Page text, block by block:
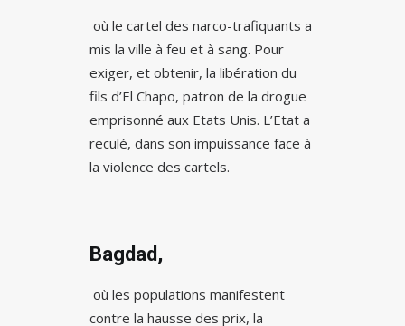
où le cartel des narco-trafiquants a
mis la ville à feu et à sang. Pour
exiger, et obtenir, la libération du
fils d’El Chapo, patron de la drogue
emprisonné aux Etats Unis. L’Etat a
reculé, dans son impuissance face à
la violence des cartels.
Bagdad,
où les populations manifestent
contre la hausse des prix, la